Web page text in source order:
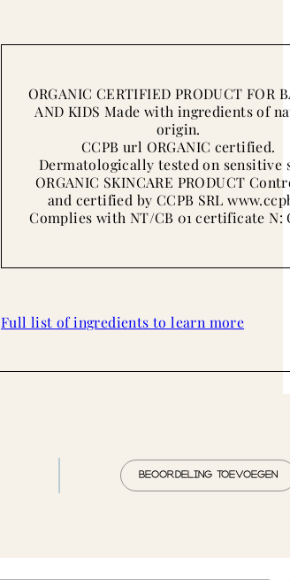
ORGANIC CERTIFIED PRODUCT FOR
AND KIDS Made with ingredients of
origin.
CCPB url ORGANIC certified.
Dermatologically tested on sensitive
ORGANIC SKINCARE PRODUCT
and certified by CCPB SRL
Complies with NT/CB 01 certificate N:
Full list of ingredients to learn more
BEOORDELING TOEVOEGEN